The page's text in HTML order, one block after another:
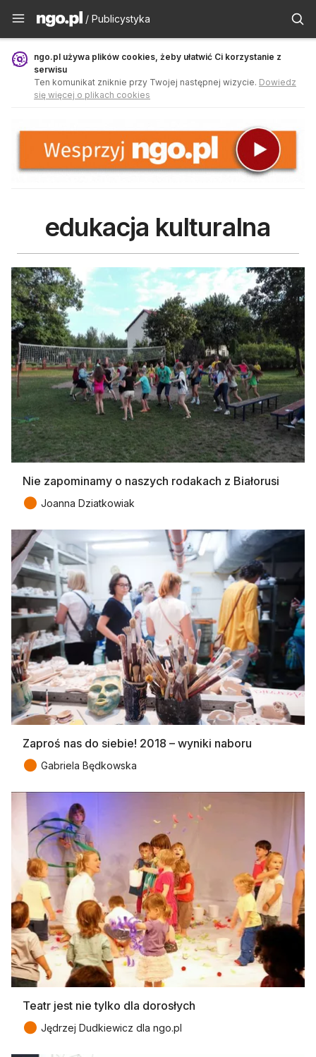
Publicystyka - ngo.pl
/ Publicystyka
ngo.pl używa plików cookies, żeby ułatwić Ci korzystanie z
serwisu
Ten komunikat zniknie przy Twojej następnej wizycie. Dowiedz
się więcej o plikach cookies
edukacja kulturalna
Nie zapominamy o naszych rodakach z Białorusi
● Joanna Dziatkowiak
Zaproś nas do siebie! 2018 – wyniki naboru
● Gabriela Będkowska
Teatr jest nie tylko dla dorosłych
● Jędrzej Dudkiewicz dla ngo.pl